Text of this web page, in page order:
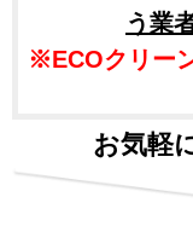
う業
※ECOクリー
お気軽